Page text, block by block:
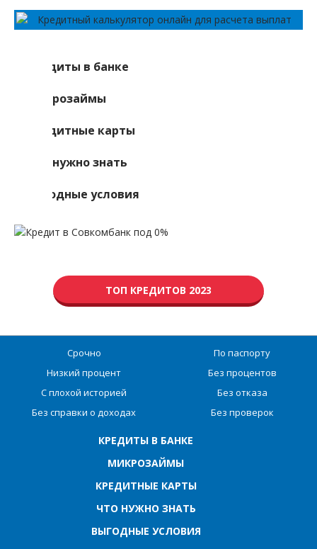
Кредиты в банке
Микрозаймы
Кредитные карты
Что нужно знать
Выгодные условия
ТОП КРЕДИТОВ 2023
Срочно
Низкий процент
С плохой историей
Без справки о доходах
По паспорту
Без процентов
Без отказа
Без проверок
КРЕДИТЫ В БАНКЕ
МИКРОЗАЙМЫ
КРЕДИТНЫЕ КАРТЫ
ЧТО НУЖНО ЗНАТЬ
ВЫГОДНЫЕ УСЛОВИЯ